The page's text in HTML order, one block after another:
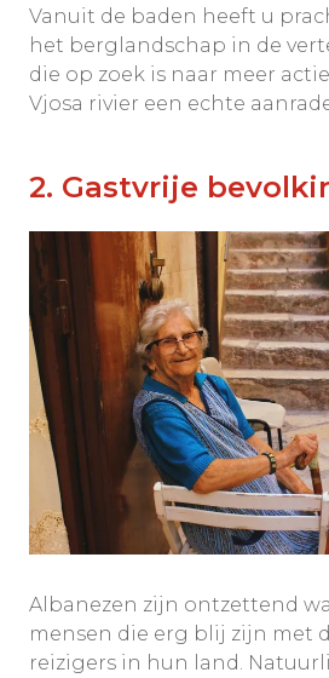
Vanuit de baden heeft u
het berglandschap in de
die op zoek is naar meer
Vjosa rivier een echte
2. Gastvrije
Albanezen zijn ontzettend
mensen die erg blij zijn met
reizigers in hun land.